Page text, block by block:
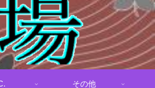
その他